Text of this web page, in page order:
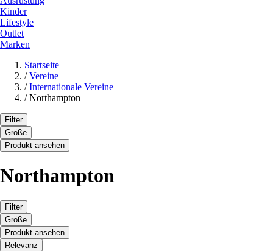
Kinder
Lifestyle
Outlet
Marken
Startseite
/ Vereine
/ Internationale Vereine
/ Northampton
Filter
Größe
Produkt ansehen
Northampton
Filter
Größe
Produkt ansehen
Relevanz